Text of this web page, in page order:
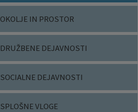
OKOLJE IN PROSTOR
DRUŽBENE DEJAVNOSTI
SOCIALNE DEJAVNOSTI
SPLOŠNE VLOGE